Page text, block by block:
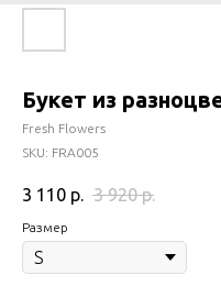
Букет из
Fresh Flowers
SKU: FRA005
3 110 р. 3 920 р.
Размер